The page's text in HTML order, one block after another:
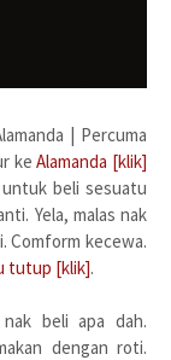
| Percuma
keAlamanda [klik]
untuk beli sesuatu
Yela, malas nak
Comform kecewa.
tutup [klik].
beli apa dah.
dengan roti.